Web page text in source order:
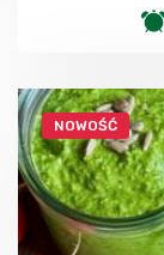
NOWOŚĆ